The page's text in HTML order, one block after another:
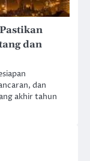
dan
dan
akhir tahun